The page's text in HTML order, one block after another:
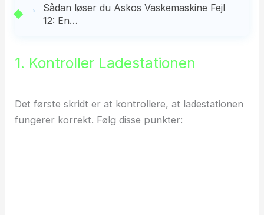
Sådan løser du Askos Vaskemaskine Fejl
12: En…
1. Kontroller Ladestationen
Det første skridt er at kontrollere, at ladestationen
fungerer korrekt. Følg disse punkter: